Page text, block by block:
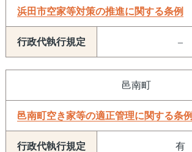
浜田市空家等対策の推進に関する条例
–
邑南町
邑南町空き家等の適正管理に関する条例
有